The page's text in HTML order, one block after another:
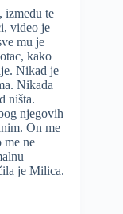
između te
video je
mu je
kako
Nikad je
Nikada
ništa.
njegovih
On me
me ne
je Milica.